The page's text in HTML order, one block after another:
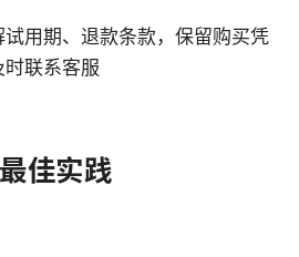
用期、退款条款，保留购买凭
联系客服
佳实践